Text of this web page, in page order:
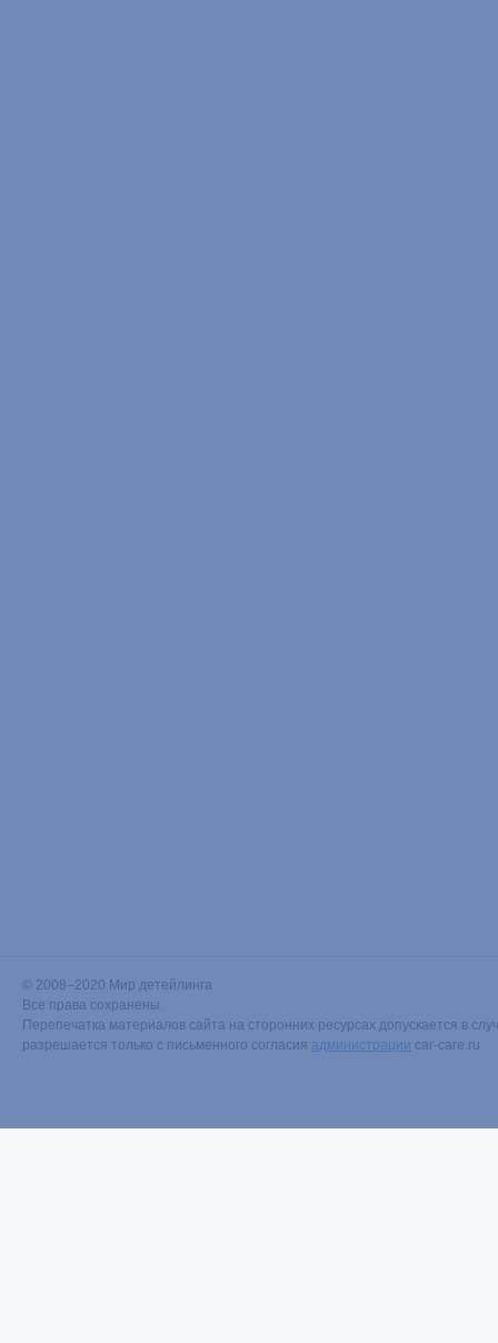
© 2008–2020 Мир детейлинга
Все права сохранены.
Перепечатка материалов сайта на сторонних ресурсах допускается в
разрешается только с письменного согласия администрации car-care.ru